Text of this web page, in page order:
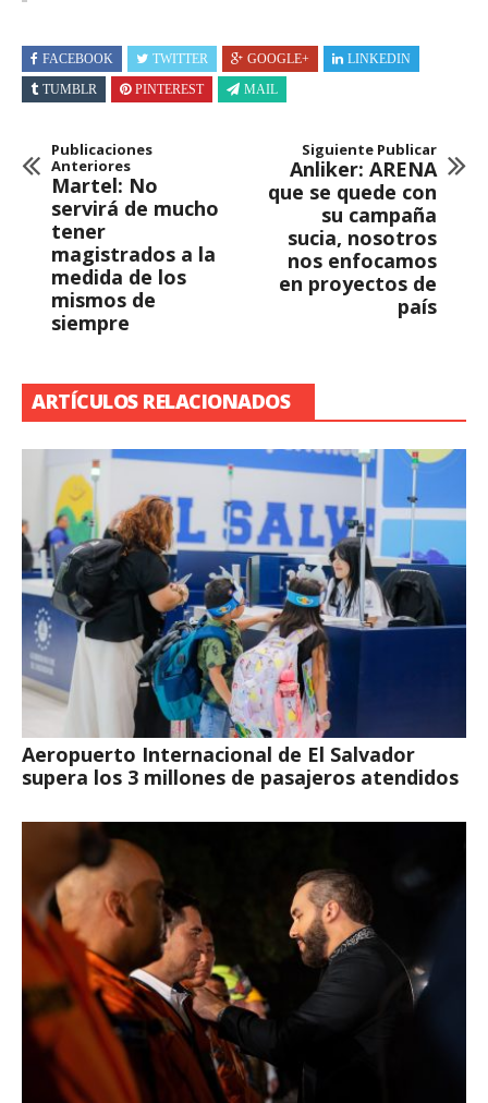
FACEBOOK TWITTER GOOGLE+
LINKEDIN
TUMBLR
PINTEREST MAIL
Publicaciones
Anteriores
Martel: No
servirá de mucho
tener
magistrados a la
medida de los
mismos de
siempre
Siguiente Publicar
Anliker: ARENA
que se quede con
su campaña
sucia, nosotros
nos enfocamos
en proyectos de
país
ARTÍCULOS RELACIONADOS
Aeropuerto Internacional de El Salvador
supera los 3 millones de pasajeros atendidos